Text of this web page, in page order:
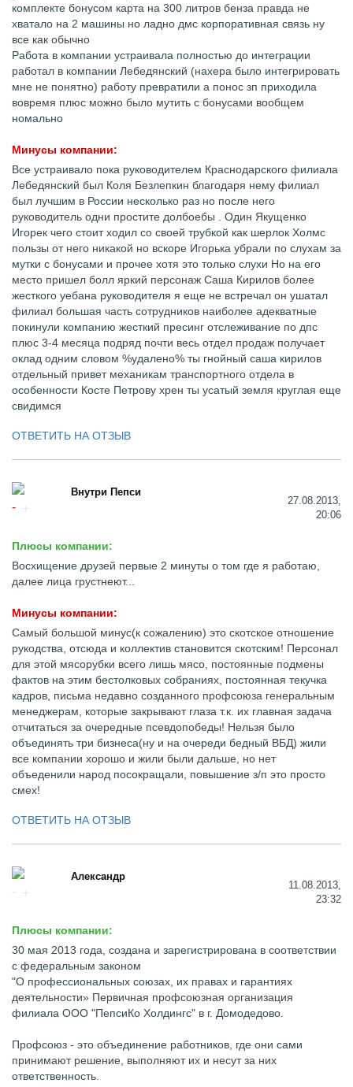
комплекте бонусом карта на 300 литров бенза правда не
хватало на 2 машины но ладно дмс корпоративная связь ну
все как обычно
Работа в компании устраивала полностью до интеграции
работал в компании Лебедянский (нахера было интегрировать
мне не понятно) работу превратили а понос зп приходила
вовремя плюс можно было мутить с бонусами вообщем
номально
Минусы компании:
Все устраивало пока руководителем Краснодарского филиала
Лебедянский был Коля Безлепкин благодаря нему филиал
был лучшим в России несколько раз но после него
руководитель одни простите долбоебы . Один Якущенко
Игорек чего стоит ходил со своей трубкой как шерлок Холмс
пользы от него никакой но вскоре Игорька убрали по слухам за
мутки с бонусами и прочее хотя это только слухи Но на его
место пришел болл яркий персонаж Саша Кирилов более
жесткого уебана руководителя я еще не встречал он ушатал
филиал большая часть сотрудников наиболее адекватные
покинули компанию жесткий пресинг отслеживание по дпс
плюс 3-4 месяца подряд почти весь отдел продаж получает
оклад одним словом %удалено% ты гнойный саша кирилов
отдельный привет механикам транспортного отдела в
особенности Косте Петрову хрен ты усатый земля круглая еще
свидимся
ОТВЕТИТЬ НА ОТЗЫВ
Внутри Пепси
27.08.2013,
20:06
Плюсы компании:
Восхищение друзей первые 2 минуты о том где я работаю,
далее лица грустнеют...
Минусы компании:
Самый большой минус(к сожалению) это скотское отношение
рукодства, отсюда и коллектив становится скотским! Персонал
для этой мясорубки всего лишь мясо, постоянные подмены
фактов на этим бестолковых собраниях, постоянная текучка
кадров, письма недавно созданного профсоюза генеральным
менеджерам, которые закрывают глаза т.к. их главная задача
отчитаться за очередные псевдопобеды! Нельзя было
объединять три бизнеса(ну и на очереди бедный ВБД) жили
все компании хорошо и жили были дальше, но нет
объеденили народ посокращали, повышение з/п это просто
смех!
ОТВЕТИТЬ НА ОТЗЫВ
Александр
11.08.2013,
23:32
Плюсы компании:
30 мая 2013 года, создана и зарегистрирована в соответствии
с федеральным законом
"О профессиональных союзах, их правах и гарантиях
деятельности» Первичная профсоюзная организация
филиала ООО "ПепсиКо Холдингс" в г. Домодедово.
Профсоюз - это объединение работников, где они сами
принимают решение, выполняют их и несут за них
ответственность.